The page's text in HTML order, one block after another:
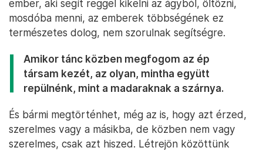
ember, aki segít reggel kikelni az ágyból, öltözni,
mosdóba menni, az emberek többségének ez
természetes dolog, nem szorulnak segítségre.
Amikor tánc közben megfogom az ép
társam kezét, az olyan, mintha együtt
repülnénk, mint a madaraknak a szárnya.
És bármi megtörténhet, még az is, hogy azt érzed,
szerelmes vagy a másikba, de közben nem vagy
szerelmes, csak azt hiszed. Létrejön közöttünk